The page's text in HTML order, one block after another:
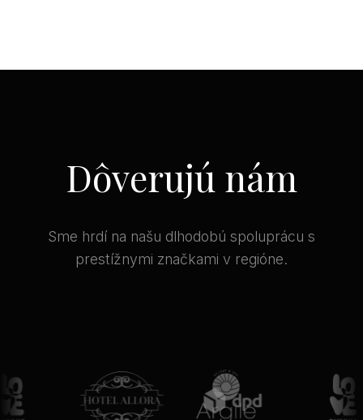
Dôverujú nám
Sme hrdí na našu dlhodobú spoluprácu s
prestížnymi značkami v regióne.